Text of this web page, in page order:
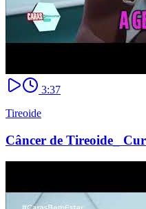
3:37
Tireoide
Câncer de Tireoide_